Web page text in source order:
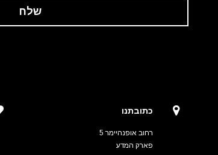
שלח
כתובתנו
רחוב אופנהיימר 5
פארק המדע